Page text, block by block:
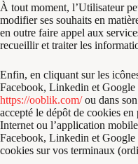
À tout moment, l’Utilisateur
modifier ses souhaits en
en outre faire appel aux
recueillir et traiter les
Enfin, en cliquant sur les
Facebook, Linkedin et
https://ooblik.com/ou dans
accepté le dépôt de cookies
Internet ou l’application
Facebook, Linkedin et Google
cookies sur vos terminaux